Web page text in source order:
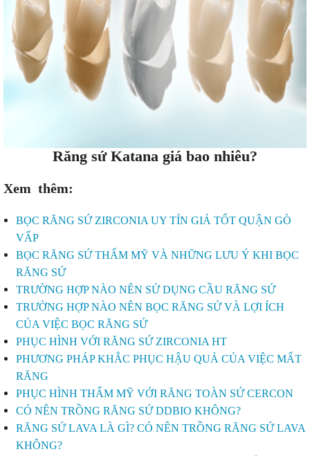
Răng sứ Katana giá bao nhiêu?
Xem thêm:
BỌC RĂNG SỨ ZIRCONIA UY TÍN GIÁ TỐT QUẬN GÒ
VẤP
BỌC RĂNG SỨ THẨM MỸ VÀ NHỮNG LƯU Ý KHI BỌC
RĂNG SỨ
TRƯỜNG HỢP NÀO NÊN SỬ DỤNG CẦU RĂNG SỨ
TRƯỜNG HỢP NÀO NÊN BỌC RĂNG SỨ VÀ LỢI ÍCH
CỦA VIỆC BỌC RĂNG SỨ
PHỤC HÌNH VỚI RĂNG SỨ ZIRCONIA HT
PHƯƠNG PHÁP KHẮC PHỤC HẬU QUẢ CỦA VIỆC MẤT
RĂNG
PHỤC HÌNH THẨM MỸ VỚI RĂNG TOÀN SỨ CERCON
CÓ NÊN TRỒNG RĂNG SỨ DDBIO KHÔNG?
RĂNG SỨ LAVA LÀ GÌ? CÓ NÊN TRỒNG RĂNG SỨ LAVA
KHÔNG?